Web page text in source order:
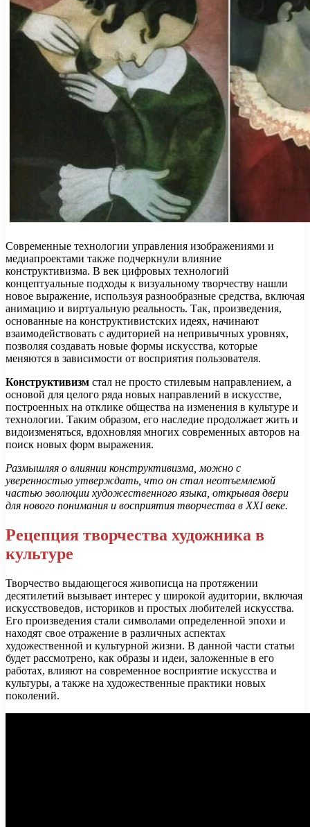
Современные технологии управления изображениями и
медиапроектами также подчеркнули влияние
конструктивизма. В век цифровых технологий
концептуальные подходы к визуальному творчеству нашли
новое выражение, используя разнообразные средства, включая
анимацию и виртуальную реальность. Так, произведения,
основанные на конструктивистских идеях, начинают
взаимодействовать с аудиторией на непривычных уровнях,
позволяя создавать новые формы искусства, которые
меняются в зависимости от восприятия пользователя.
Конструктивизм стал не просто стилевым направлением, а
основой для целого ряда новых направлений в искусстве,
построенных на отклике общества на изменения в культуре и
технологии. Таким образом, его наследие продолжает жить и
видоизменяться, вдохновляя многих современных авторов на
поиск новых форм выражения.
Размышляя о влиянии конструктивизма, можно с
уверенностью утверждать, что он стал неотъемлемой
частью эволюции художественного языка, открывая двери
для нового понимания и восприятия творчества в XXI веке.
Рецепция творчества художника в
культуре
Творчество выдающегося живописца на протяжении
десятилетий вызывает интерес у широкой аудитории, включая
искусствоведов, историков и простых любителей искусства.
Его произведения стали символами определенной эпохи и
находят свое отражение в различных аспектах
художественной и культурной жизни. В данной части статьи
будет рассмотрено, как образы и идеи, заложенные в его
работах, влияют на современное восприятие искусства и
культуры, а также на художественные практики новых
поколений.